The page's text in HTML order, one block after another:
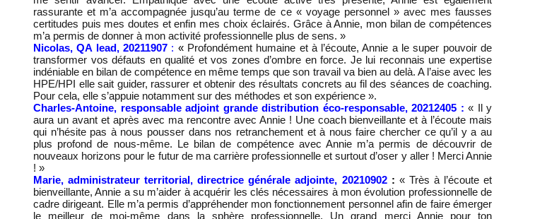
rassurante et m’a accompagnée jusqu’au terme de ce « voyage personnel » avec mes fausses
certitudes puis mes doutes et enfin mes choix éclairés. Grâce à Annie, mon bilan de compétences
m’a permis de donner à mon activité professionnelle plus de sens. »
Nicolas, QA lead, 20211907: « Profondément humaine et à l’écoute, Annie a le super pouvoir de
transformer vos défauts en qualité et vos zones d’ombre en force. Je lui reconnais une expertise
indéniable en bilan de compétence en même temps que son travail va bien au delà. A l’aise avec les
HPE/HPI elle sait guider, rassurer et obtenir des résultats concrets au fil des séances de coaching.
Pour cela, elle s’appuie notamment sur des méthodes et son expérience ».
Charles-Antoine, responsable adjoint grande distribution éco-responsable, 20212405 : « Il y
aura un avant et après avec ma rencontre avec Annie ! Une coach bienveillante et à l’écoute mais
qui n’hésite pas à nous pousser dans nos retranchement et à nous faire chercher ce qu’il y a au
plus profond de nous-même. Le bilan de compétence avec Annie m’a permis de découvrir de
nouveaux horizons pour le futur de ma carrière professionnelle et surtout d’oser y aller ! Merci Annie
! »
Marie, administrateur territorial, directrice générale adjointe, 20210902: « Très à l’écoute et
bienveillante, Annie a su m’aider à acquérir les clés nécessaires à mon évolution professionnelle de
cadre dirigeant. Elle m’a permis d’appréhender mon fonctionnement personnel afin de faire émerger
le meilleur de moi-même dans la sphère professionnelle. Un grand merci Annie pour ton